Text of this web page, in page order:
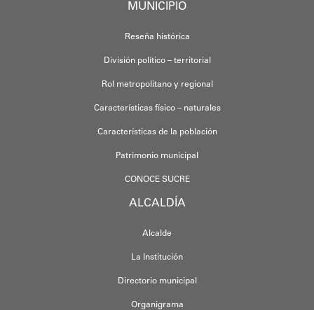
MUNICIPIO
Reseña histórica
División político – territorial
Rol metropolitano y regional
Características físico – naturales
Características de la población
Patrimonio municipal
CONOCE SUCRE
ALCALDÍA
Alcalde
La Institución
Directorio municipal
Organigrama